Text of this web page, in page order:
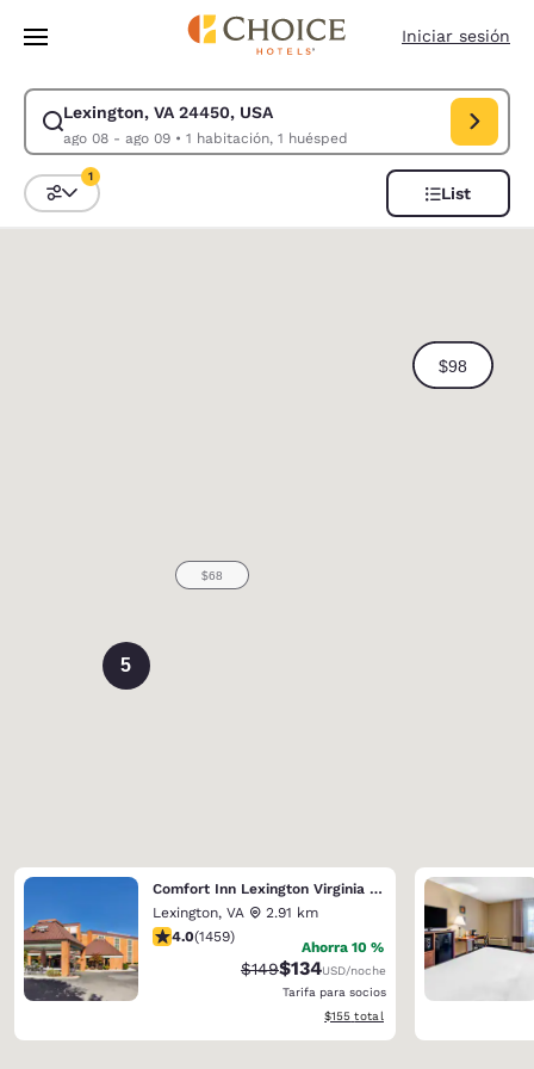
Pasar A Contenido Principal
Iniciar sesión
Lexington, VA 24450, USA
ago 08 - ago 09• 1 habitación, 1 huésped
Modificar la búsqueda de Lexington, VA 24450, USA. Fecha de check-
Ordenar y filtrar
1
List
5
Comfort Inn Lexington Virginia Horse Center
Lexington, VA
2.91 km
calificación de 4.03 estrellas. Muy bueno. 1459 reseñas
4.0(1459)
Ahorra 10 %
Precio tachado:
$149Precio con descuento:
$134USD/noche
Tarifa para socios
Ver detalles del total estimado
$155 total